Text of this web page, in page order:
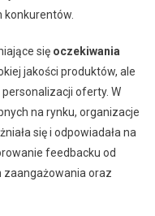
się oczekiwania
jakości produktów, ale
oferty. W
na rynku, organizacje
się i odpowiadała na
feedbacku od
zaangażowania oraz